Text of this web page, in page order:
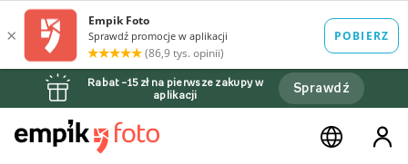
Rabat –15 zł na pierwsze zakupy w
aplikacji
Sprawdź